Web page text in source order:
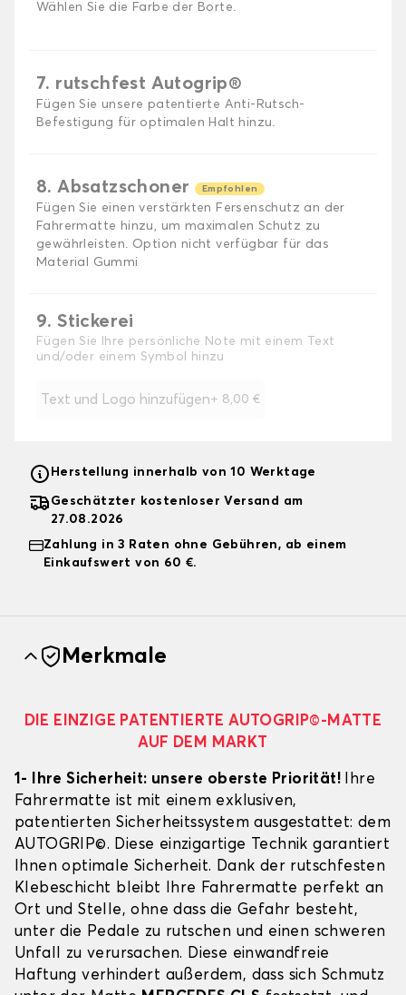
Wählen Sie die Farbe der Borte.
7. rutschfest Autogrip®
Fügen Sie unsere patentierte Anti-Rutsch-
Befestigung für optimalen Halt hinzu.
8. Absatzschoner Empfohlen
Fügen Sie einen verstärkten Fersenschutz an der
Fahrermatte hinzu, um maximalen Schutz zu
gewährleisten. Option nicht verfügbar für das
Material Gummi
9. Stickerei
Fügen Sie Ihre persönliche Note mit einem Text
und/oder einem Symbol hinzu
Text und Logo hinzufügen+ 8,00 €
Herstellung innerhalb von 10 Werktage
Geschätzter kostenloser Versand am
27.08.2026
Zahlung in 3 Raten ohne Gebühren, ab einem
Einkaufswert von 60 €.
Merkmale
DIE EINZIGE PATENTIERTE AUTOGRIP©-MATTE
AUF DEM MARKT
1- Ihre Sicherheit: unsere oberste Priorität! Ihre
Fahrermatte ist mit einem exklusiven,
patentierten Sicherheitssystem ausgestattet: dem
AUTOGRIP©. Diese einzigartige Technik garantiert
Ihnen optimale Sicherheit. Dank der rutschfesten
Klebeschicht bleibt Ihre Fahrermatte perfekt an
Ort und Stelle, ohne dass die Gefahr besteht,
unter die Pedale zu rutschen und einen schweren
Unfall zu verursachen. Diese einwandfreie
Haftung verhindert außerdem, dass sich Schmutz